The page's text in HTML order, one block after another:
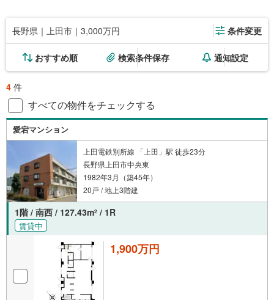
長野県｜上田市｜3,000万円 条件変更
おすすめ順 検索条件保存 通知設定
4 件
すべての物件をチェックする
愛宕マンション
上田電鉄別所線 「上田」駅 徒歩23分
長野県上田市中央東
1982年3月（築45年）
20戸 / 地上3階建
1階 / 南西 / 127.43m2 / 1R
賃貸中
1,900万円